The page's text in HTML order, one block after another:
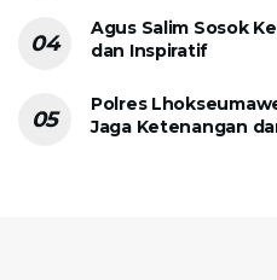
Agus Salim Sosok
dan Inspiratif
Polres
Jaga Ketenangan